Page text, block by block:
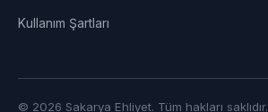
Kullanım Şartları
© 2026 Sakarya Ehliyet. Tüm hakları saklıdır.